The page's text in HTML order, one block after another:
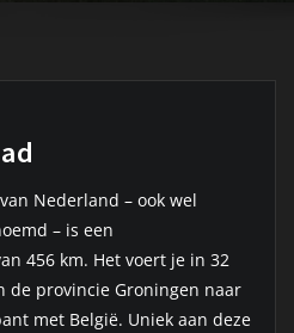
Nederland – ook wel
– is een
456 km. Het voert je in 32
de provincie Groningen naar
met België. Uniek aan deze